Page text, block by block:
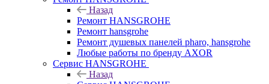
Назад
Ремонт HANSGROHE
Ремонт hansgrohe
Ремонт душевых панелей pharo, hansgrohe
Любые работы по бренду AXOR
Сервис HANSGROHE
Назад